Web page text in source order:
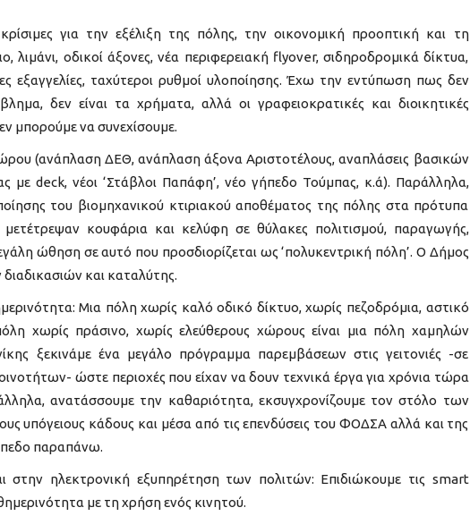
για την εξέλιξη της πόλης, την οικονομική προοπτική και τη
λιμάνι, οδικοί άξονες, νέα περιφερειακή flyover, σιδηροδρομικά δίκτυα,
εξαγγελίες, ταχύτεροι ρυθμοί υλοποίησης. Έχω την εντύπωση πως δεν
δεν είναι τα χρήματα, αλλά οι γραφειοκρατικές και διοικητικές
μπορούμε να συνεχίσουμε.
(ανάπλαση ΔΕΘ, ανάπλαση άξονα Αριστοτέλους, αναπλάσεις βασικών
με deck, νέοι ‘Στάβλοι Παπάφη’, νέο γήπεδο Τούμπας, κ.ά). Παράλληλα,
του βιομηχανικού κτιριακού αποθέματος της πόλης στα πρότυπα
κουφάρια και κελύφη σε θύλακες πολιτισμού, παραγωγής,
ώθηση σε αυτό που προσδιορίζεται ως ‘πολυκεντρική πόλη’. Ο Δήμος
και καταλύτης.
Μια πόλη χωρίς καλό οδικό δίκτυο, χωρίς πεζοδρόμια, αστικό
χωρίς πράσινο, χωρίς ελεύθερους χώρους είναι μια πόλη χαμηλών
ξεκινάμε ένα μεγάλο πρόγραμμα παρεμβάσεων στις γειτονιές -σε
ώστε περιοχές που είχαν να δουν τεχνικά έργα για χρόνια τώρα
ανατάσσουμε την καθαριότητα, εκσυγχρονίζουμε τον στόλο των
υπόγειους κάδους και μέσα από τις επενδύσεις του ΦΟΔΣΑ αλλά και της
παραπάνω.
στην ηλεκτρονική εξυπηρέτηση των πολιτών: Επιδιώκουμε τις smart
με τη χρήση ενός κινητού.